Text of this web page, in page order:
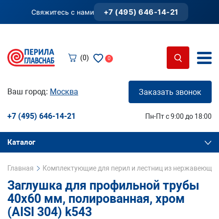
Свяжитесь с нами +7 (495) 646-14-21
(0) 0
Ваш город: Москва Заказать звонок
+7 (495) 646-14-21 Пн-Пт с 9:00 до 18:00
Каталог
Главная Комплектующие для перил и лестниц из
Заглушка для профильной трубы
40х60 мм, полированная, хром
(AISI 304) k543